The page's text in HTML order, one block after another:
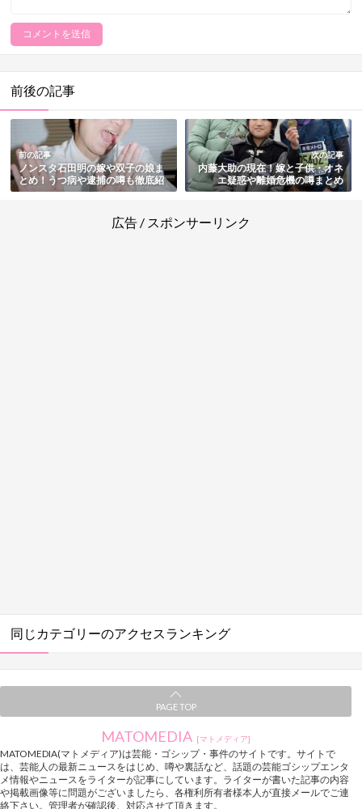
前後の記事
前の記事
ノンスタ石田明の嫁や双子の娘ま
とめ！うつ病や逮捕の噂も徹底紹
介
次の記事
内藤大助の現在！嫁と子供・オネ
エ疑惑や離婚危機の噂まとめ
広告 / スポンサーリンク
同じカテゴリーのアクセスランキング
PAGE TOP
MATOMEDIA [マトメディア]
MATOMEDIA(マトメディア)は芸能・ゴシップ・事件のサイトです。サイトで
は、芸能人の最新ニュースをはじめ、噂や裏話など、話題の芸能ゴシップエンタ
メ情報やニュースをライターが記事にしています。ライターが書いた記事の内容
や掲載画像等に問題がございましたら、各権利所有者様本人が直接メールでご連
絡下さい。管理者が確認後、対応させて頂きます。